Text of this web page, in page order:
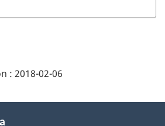
: 2018-02-06